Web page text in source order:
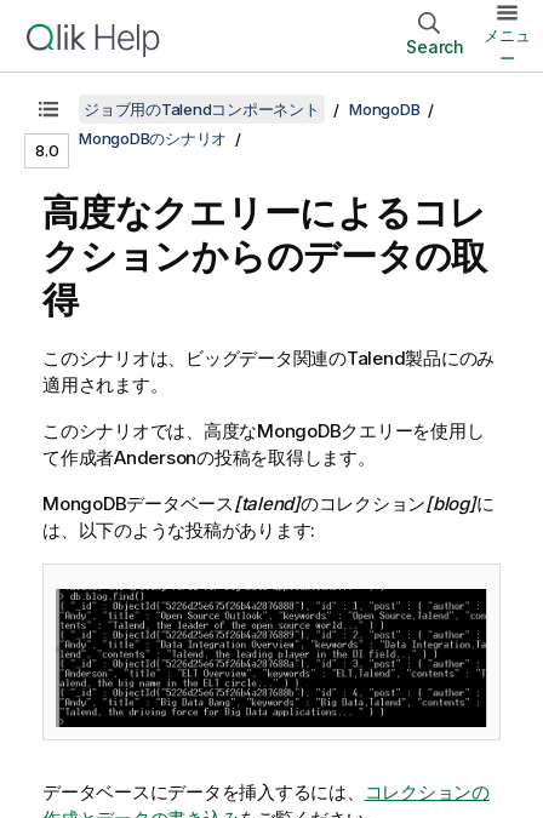
Search
メニュ
ー
8.0
ジョブ用のTalendコンポーネント
MongoDB
MongoDBのシナリオ
高度なクエリーによるコレ
クションからのデータの取
得
このシナリオは、ビッグデータ関連のTalend製品にのみ
適用されます。
このシナリオでは、高度なMongoDBクエリーを使用し
て作成者Andersonの投稿を取得します。
MongoDBデータベース[talend]のコレクション[blog]に
は、以下のような投稿があります:
データベースにデータを挿入するには、
コレクションの